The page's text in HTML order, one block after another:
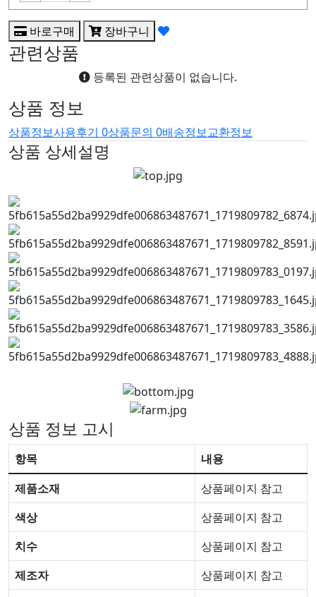
바로구매 장바구니
관련상품
등록된 관련상품이 없습니다.
상품 정보
상품정보사용후기 0상품문의 0배송정보교환정보
상품 상세설명
상품 정보 고시
항목
내용
제품소재
상품페이지 참고
색상
상품페이지 참고
치수
상품페이지 참고
제조자
상품페이지 참고